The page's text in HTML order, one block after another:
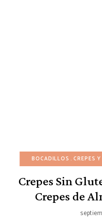
BOCADILLOS CREPES
Crepes Sin
Crepes de